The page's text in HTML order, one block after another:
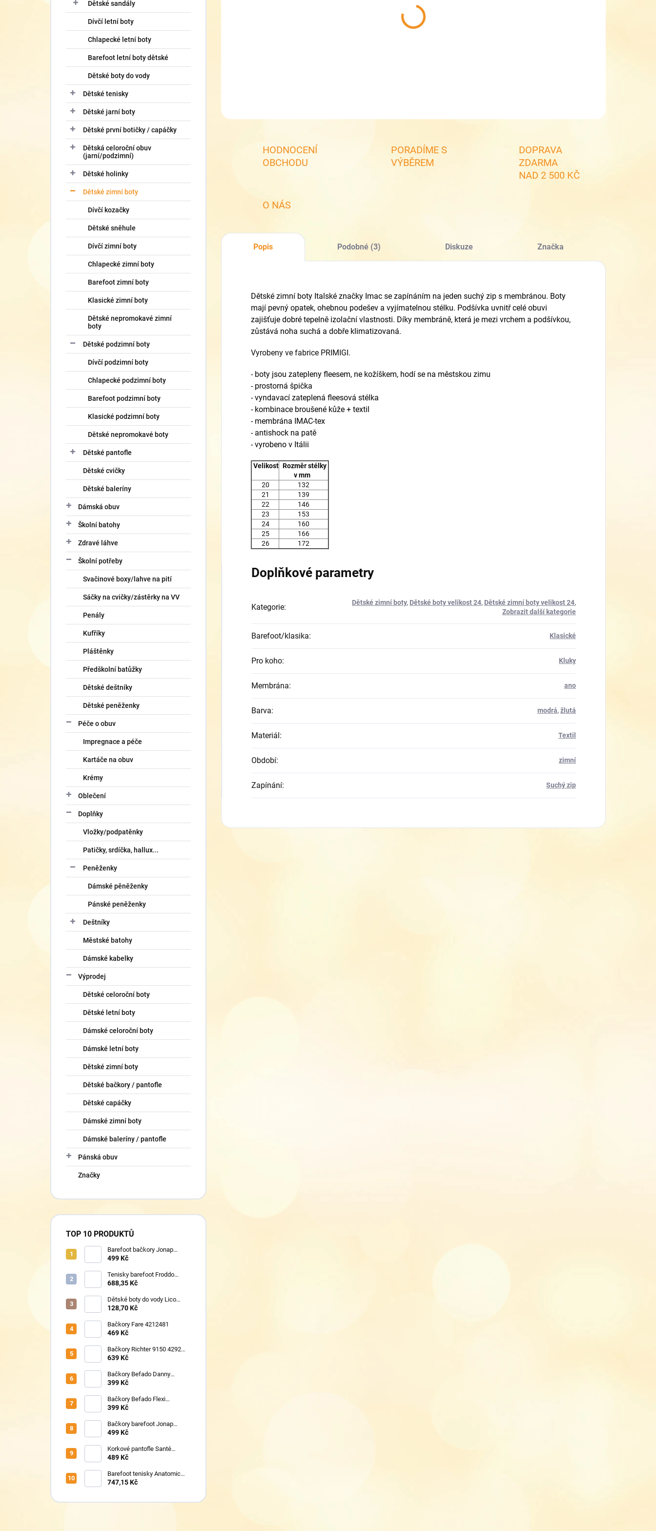
Dětské sandály
Dívčí letní boty
Chlapecké letní boty
Barefoot letní boty dětské
Dětské boty do vody
Dětské tenisky
Dětské jarní boty
Dětské první botičky / capáčky
Dětská celoroční obuv
(jarní/podzimní)
Dětské holinky
Dětské zimní boty
Dívčí kozačky
Dětské sněhule
Dívčí zimní boty
Chlapecké zimní boty
Barefoot zimní boty
Klasické zimní boty
Dětské nepromokavé zimní
boty
Dětské podzimní boty
Dívčí podzimní boty
Chlapecké podzimní boty
Barefoot podzimní boty
Klasické podzimní boty
Dětské nepromokavé boty
Dětské pantofle
Dětské cvičky
Dětské baleríny
Dámská obuv
Školní batohy
Zdravé láhve
Školní potřeby
Svačinové boxy/lahve na pití
Sáčky na cvičky/zástěrky na VV
Penály
Kufříky
Pláštěnky
Předškolní batůžky
Dětské deštníky
Dětské peněženky
Péče o obuv
Impregnace a péče
Kartáče na obuv
Krémy
Oblečení
Doplňky
Vložky/podpatěnky
Patičky, srdíčka, hallux...
Peněženky
Dámské pěněženky
Pánské peněženky
Deštníky
Městské batohy
Dámské kabelky
Výprodej
Dětské celoroční boty
Dětské letní boty
Dámské celoroční boty
Dámské letní boty
Dětské zimní boty
Dětské bačkory / pantofle
Dětské capáčky
Dámské zimní boty
Dámské baleríny / pantofle
Pánská obuv
Značky
TOP 10 PRODUKTŮ
Barefoot bačkory Jonap
Home New fialová kočička
499 Kč
Tenisky barefoot Froddo
G1700440-17 Mint
688,35 Kč
Dětské boty do vody Lico
430124 růžové
128,70 Kč
Bačkory Fare 4212481
469 Kč
Bačkory Richter 9150 4292
1411
639 Kč
Bačkory Befado Danny
974Y598N
399 Kč
Bačkory Befado Flexi
627P023
399 Kč
Bačkory barefoot Jonap
Home New Police
499 Kč
Korkové pantofle Santé
VN/326 černá
489 Kč
Barefoot tenisky Anatomic
1N07 modré
747,15 Kč
MOŽNOSTI DORUČENÍ
HODNOCENÍ
OBCHODU
PORADÍME S
VÝBĚREM
DOPRAVA
ZDARMA
NAD 2 500 KČ
O NÁS
Popis Podobné (3) Diskuze Značka
Dětské zimní boty Italské značky Imac se zapínáním na jeden suchý zip s membránou. Boty
mají pevný opatek, ohebnou podešev a vyjímatelnou stélku. Podšívka uvnitř celé obuvi
zajišťuje dobré tepelně izolační vlastnosti. Díky membráně, která je mezi vrchem a podšívkou,
zůstává noha suchá a dobře klimatizovaná.
Vyrobeny ve fabrice PRIMIGI.
- boty jsou zatepleny fleesem, ne kožíškem, hodí se na městskou zimu
- prostorná špička
- vyndavací zateplená fleesová stélka
- kombinace broušené kůže + textil
- membrána IMAC-tex
- antishock na patě
- vyrobeno v Itálii
Velikost Rozměr stélky
v mm
20
132
21
139
22
146
23
153
24
160
25
166
26
172
Doplňkové parametry
Kategorie: Dětské zimní boty, Dětské boty velikost 24, Dětské zimní boty velikost 24,
Zobrazit další kategorie
Barefoot/klasika: Klasické
Pro koho: Kluky
Membrána: ano
Barva: modrá,žlutá
Materiál: Textil
Období: zimní
Zapínání: Suchý zip